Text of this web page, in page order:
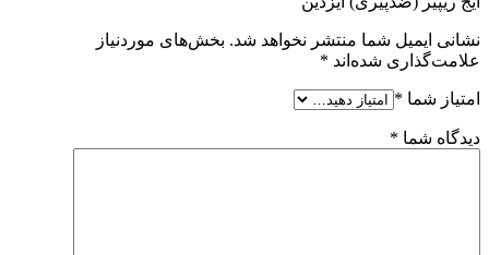
نشانی ایمیل شما منتشر نخواهد شد. بخش‌های موردنیاز
علامت‌گذاری شده‌اند *
امتیاز شما *
دیدگاه شما *